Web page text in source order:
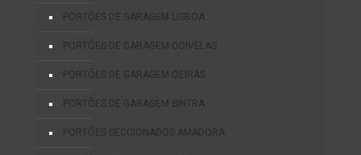
PORTÕES DE GARAGEM LISBOA
PORTÕES DE GARAGEM ODIVELAS
PORTÕES DE GARAGEM OEIRAS
PORTÕES DE GARAGEM SINTRA
PORTÕES SECCIONADOS AMADORA